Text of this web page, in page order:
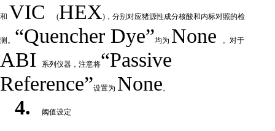
和 VIC(HEX)，分别对应猪源性成分核酸和内标对照的检
测。 “Quencher Dye”均为 None 。对于
ABI 系列仪器，注意将“Passive
Reference”设置为 None。
4. 阈值设定